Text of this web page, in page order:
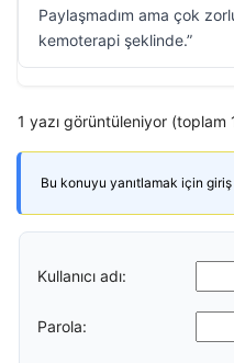
Paylaşmadım ama çok
kemoterapi şeklinde.”
1 yazı görüntüleniyor (toplam
Bu konuyu yanıtlamak için giriş
Kullanıcı adı:
Parola: